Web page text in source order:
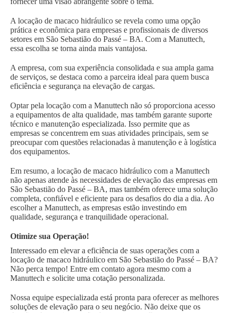
A locação de macaco hidráulico se revela como uma opção
prática e econômica para empresas e profissionais de diversos
setores em São Sebastião do Passé – BA. Com a Manuttech,
essa escolha se torna ainda mais vantajosa.
A empresa, com sua experiência consolidada e sua ampla gama
de serviços, se destaca como a parceira ideal para quem busca
eficiência e segurança na elevação de cargas.
Optar pela locação com a Manuttech não só proporciona acesso
a equipamentos de alta qualidade, mas também garante suporte
técnico e manutenção especializada. Isso permite que as
empresas se concentrem em suas atividades principais, sem se
preocupar com questões relacionadas à manutenção e à logística
dos equipamentos.
Em resumo, a locação de macaco hidráulico com a Manuttech
não apenas atende às necessidades de elevação das empresas em
São Sebastião do Passé – BA, mas também oferece uma solução
completa, confiável e eficiente para os desafios do dia a dia. Ao
escolher a Manuttech, as empresas estão investindo em
qualidade, segurança e tranquilidade operacional.
Otimize sua Operação!
Interessado em elevar a eficiência de suas operações com a
locação de macaco hidráulico em São Sebastião do Passé – BA?
Não perca tempo! Entre em contato agora mesmo com a
Manuttech e solicite uma cotação personalizada.
Nossa equipe especializada está pronta para oferecer as melhores
soluções de elevação para o seu negócio. Não deixe que os